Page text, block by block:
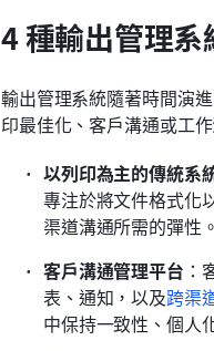
4 種輸出管理系
輸出管理系統隨著時間演
印最佳化、客戶溝通或工
以列印為主的傳統系
專注於將文件格式化
渠道溝通所需的彈性。
客戶溝通管理平台 ：
表、通知，以及跨渠
中保持一致性、個人